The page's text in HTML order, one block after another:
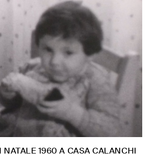
NATALE 1960 A CASA CALANCHI